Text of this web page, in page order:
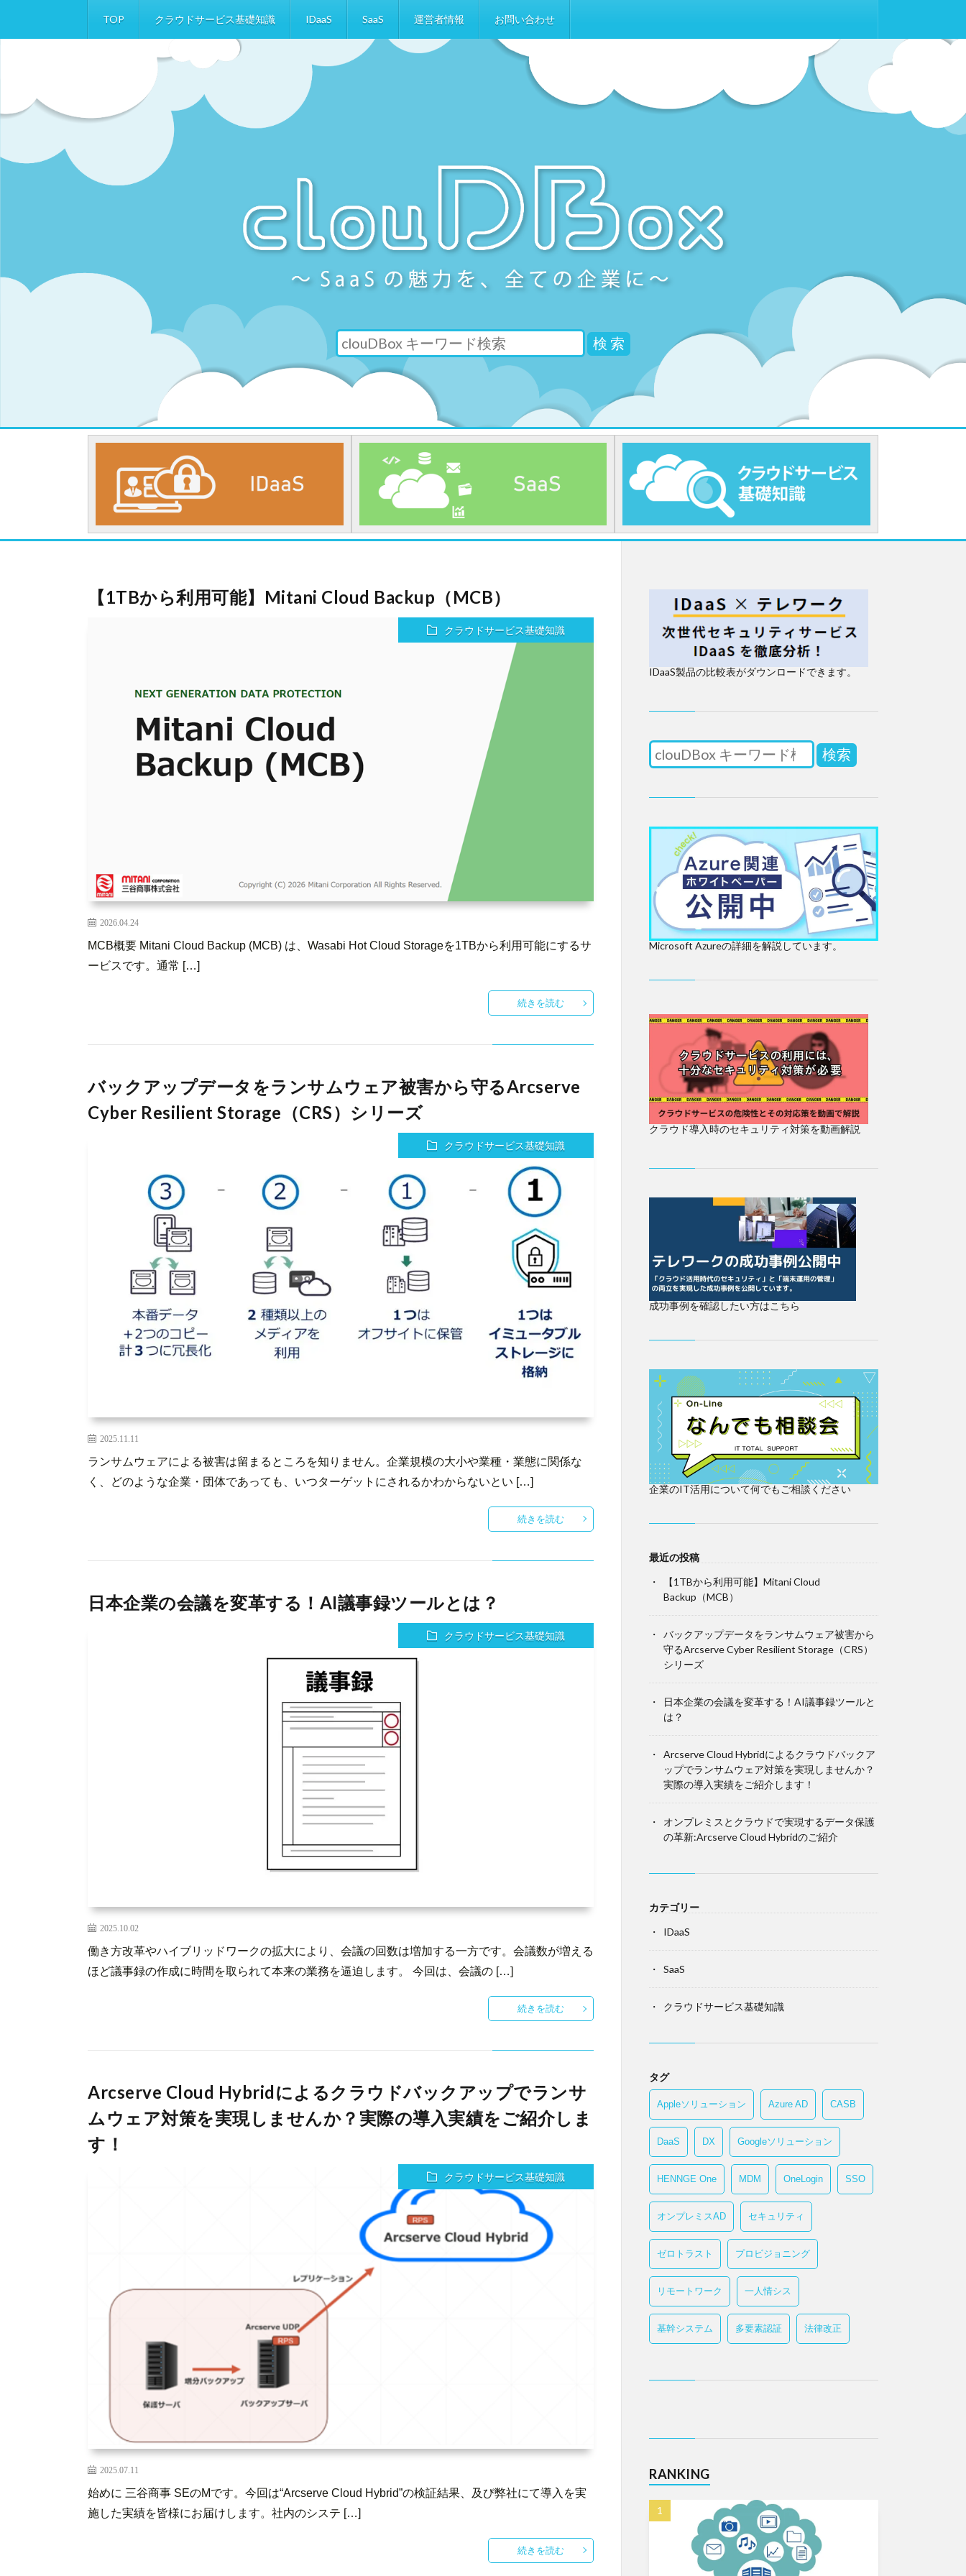
TOP クラウドサービス基礎知識 IDaaS SaaS 運営者情報 お問い合わせ
検 索
【1TBから利用可能】Mitani Cloud Backup（MCB）
クラウドサービス基礎知識
2026.04.24
MCB概要 Mitani Cloud Backup (MCB) は、Wasabi Hot Cloud Storageを1TBから利用可能にするサ
ービスです。通常 […]
続きを読む
バックアップデータをランサムウェア被害から守るArcserve
Cyber Resilient Storage（CRS）シリーズ
クラウドサービス基礎知識
2025.11.11
ランサムウェアによる被害は留まるところを知りません。企業規模の大小や業種・業態に関係な
く、どのような企業・団体であっても、いつターゲットにされるかわからないとい […]
続きを読む
日本企業の会議を変革する！AI議事録ツールとは？
クラウドサービス基礎知識
2025.10.02
働き方改革やハイブリッドワークの拡大により、会議の回数は増加する一方です。会議数が増える
ほど議事録の作成に時間を取られて本来の業務を逼迫します。 今回は、会議の […]
続きを読む
Arcserve Cloud Hybridによるクラウドバックアップでランサ
ムウェア対策を実現しませんか？実際の導入実績をご紹介しま
す！
クラウドサービス基礎知識
2025.07.11
始めに 三谷商事 SEのMです。今回は“Arcserve Cloud Hybrid”の検証結果、及び弊社にて導入を実
施した実績を皆様にお届けします。社内のシステ […]
続きを読む
IDaaS製品の比較表がダウンロードできます。
検索
Microsoft Azureの詳細を解説しています。
クラウド導入時のセキュリティ対策を動画解説
成功事例を確認したい方はこちら
企業のIT活用について何でもご相談ください
最近の投稿
【1TBから利用可能】Mitani Cloud
Backup（MCB）
バックアップデータをランサムウェア被害から
守るArcserve Cyber Resilient Storage（CRS）
シリーズ
日本企業の会議を変革する！AI議事録ツールと
は？
Arcserve Cloud Hybridによるクラウドバックア
ップでランサムウェア対策を実現しませんか？
実際の導入実績をご紹介します！
オンプレミスとクラウドで実現するデータ保護
の革新:Arcserve Cloud Hybridのご紹介
カテゴリー
IDaaS
SaaS
クラウドサービス基礎知識
タグ
Appleソリューション Azure AD CASB
DaaS DX Googleソリューション
HENNGE One MDM OneLogin SSO
オンプレミスAD セキュリティ
ゼロトラスト プロビジョニング
リモートワーク 一人情シス
基幹システム 多要素認証 法律改正
RANKING